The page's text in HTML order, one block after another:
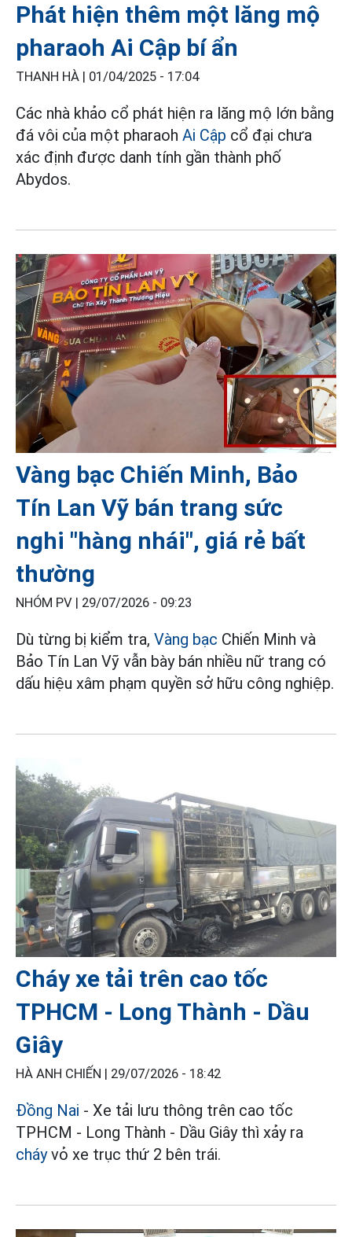
Phát hiện thêm một lăng mộ
pharaoh Ai Cập bí ẩn
THANH HÀ | 01/04/2025 - 17:04
Các nhà khảo cổ phát hiện ra lăng mộ lớn bằng
đá vôi của một pharaoh Ai Cập cổ đại chưa
xác định được danh tính gần thành phố
Abydos.
Vàng bạc Chiến Minh, Bảo
Tín Lan Vỹ bán trang sức
nghi "hàng nhái", giá rẻ bất
thường
NHÓM PV | 29/07/2026 - 09:23
Dù từng bị kiểm tra, Vàng bạc Chiến Minh và
Bảo Tín Lan Vỹ vẫn bày bán nhiều nữ trang có
dấu hiệu xâm phạm quyền sở hữu công nghiệp.
Cháy xe tải trên cao tốc
TPHCM - Long Thành - Dầu
Giây
HÀ ANH CHIẾN | 29/07/2026 - 18:42
Đồng Nai - Xe tải lưu thông trên cao tốc
TPHCM - Long Thành - Dầu Giây thì xảy ra
cháyvỏ xe trục thứ 2 bên trái.